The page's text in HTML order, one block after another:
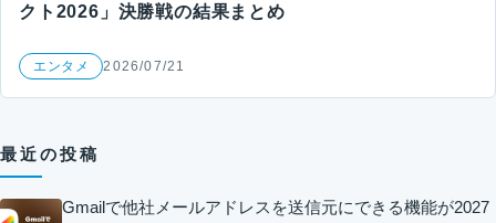
クト2026」決勝戦の結果まとめ
エンタメ 2026/07/21
最近の投稿
Gmailで他社メールアドレスを送信元にできる機能が2027